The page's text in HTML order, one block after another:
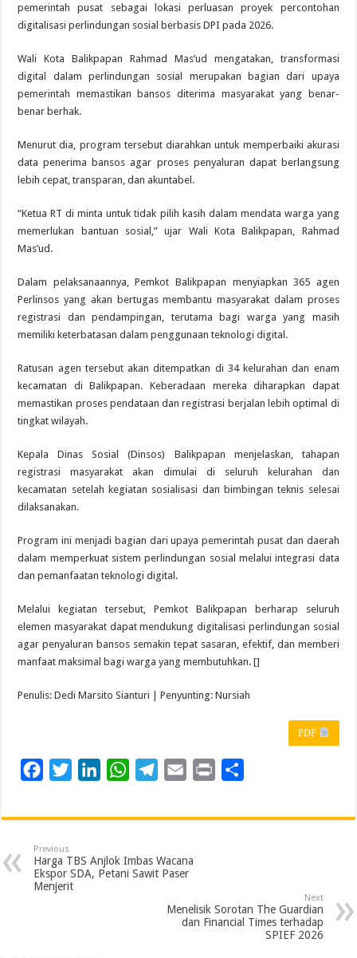
pemerintah pusat sebagai lokasi perluasan proyek percontohan
digitalisasi perlindungan sosial berbasis DPI pada 2026.
Wali Kota Balikpapan Rahmad Mas’ud mengatakan, transformasi
digital dalam perlindungan sosial merupakan bagian dari upaya
pemerintah memastikan bansos diterima masyarakat yang benar-
benar berhak.
Menurut dia, program tersebut diarahkan untuk memperbaiki akurasi
data penerima bansos agar proses penyaluran dapat berlangsung
lebih cepat, transparan, dan akuntabel.
“Ketua RT di minta untuk tidak pilih kasih dalam mendata warga yang
memerlukan bantuan sosial,” ujar Wali Kota Balikpapan, Rahmad
Mas’ud.
Dalam pelaksanaannya, Pemkot Balikpapan menyiapkan 365 agen
Perlinsos yang akan bertugas membantu masyarakat dalam proses
registrasi dan pendampingan, terutama bagi warga yang masih
memiliki keterbatasan dalam penggunaan teknologi digital.
Ratusan agen tersebut akan ditempatkan di 34 kelurahan dan enam
kecamatan di Balikpapan. Keberadaan mereka diharapkan dapat
memastikan proses pendataan dan registrasi berjalan lebih optimal di
tingkat wilayah.
Kepala Dinas Sosial (Dinsos) Balikpapan menjelaskan, tahapan
registrasi masyarakat akan dimulai di seluruh kelurahan dan
kecamatan setelah kegiatan sosialisasi dan bimbingan teknis selesai
dilaksanakan.
Program ini menjadi bagian dari upaya pemerintah pusat dan daerah
dalam memperkuat sistem perlindungan sosial melalui integrasi data
dan pemanfaatan teknologi digital.
Melalui kegiatan tersebut, Pemkot Balikpapan berharap seluruh
elemen masyarakat dapat mendukung digitalisasi perlindungan sosial
agar penyaluran bansos semakin tepat sasaran, efektif, dan memberi
manfaat maksimal bagi warga yang membutuhkan. []
Penulis: Dedi Marsito Sianturi | Penyunting: Nursiah
PDF
c
b
o
i
t
e
n
e
d
W
a
s
A
l
g
r
a
l
i
a
Previous
Harga TBS Anjlok Imbas Wacana
Ekspor SDA, Petani Sawit Paser
Menjerit
Next
Menelisik Sorotan The Guardian
dan Financial Times terhadap
SPIEF 2026